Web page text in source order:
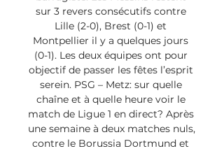
sur 3 revers consécutifs contre
Lille (2-0), Brest (0-1) et
Montpellier il y a quelques jours
(0-1). Les deux équipes ont pour
objectif de passer les fêtes l’esprit
serein. PSG – Metz: sur quelle
chaîne et à quelle heure voir le
match de Ligue 1 en direct? Après
une semaine à deux matches nuls,
contre le Borussia Dortmund et